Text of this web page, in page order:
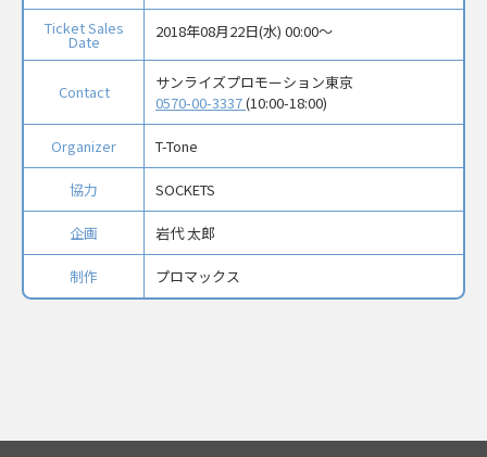
Ticket Sales
Date
2018年08月22日(水) 00:00〜
Contact
サンライズプロモーション東京
0570-00-3337(10:00-18:00)
Organizer T-Tone
協力 SOCKETS
企画 岩代 太郎
制作 プロマックス